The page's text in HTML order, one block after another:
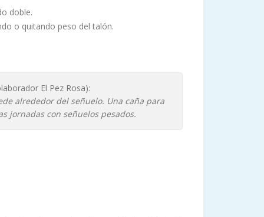
doble.
o quitando peso del talón.
El Pez Rosa):
alrededor del señuelo. Una caña para
jornadas con señuelos pesados.